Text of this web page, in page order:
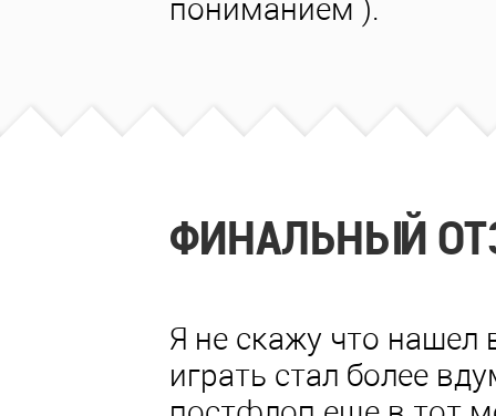
пониманием ).
ФИНАЛЬНЫЙ
Я не скажу что нашел
играть стал более